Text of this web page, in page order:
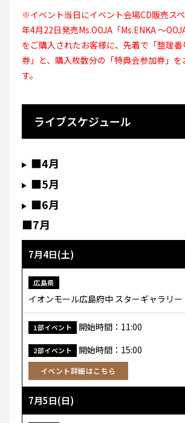
※イベント当日にイベント会場CD販売ス
年4月22日発売Ms.OOJA「Ms.ENKA 〜
をご購入されたお客様に、先着で「整理
券」と、購入枚数分の「特典会参加券」を
す。
ライブスケジュール
■4月
■5月
■6月
■7月
7月4日(土)
広島県
イオンモール広島府中 スターギャラリー
1部イベント 開始時間：11:00
2部イベント 開始時間：15:00
イベント詳細はこちら
7月5日(日)